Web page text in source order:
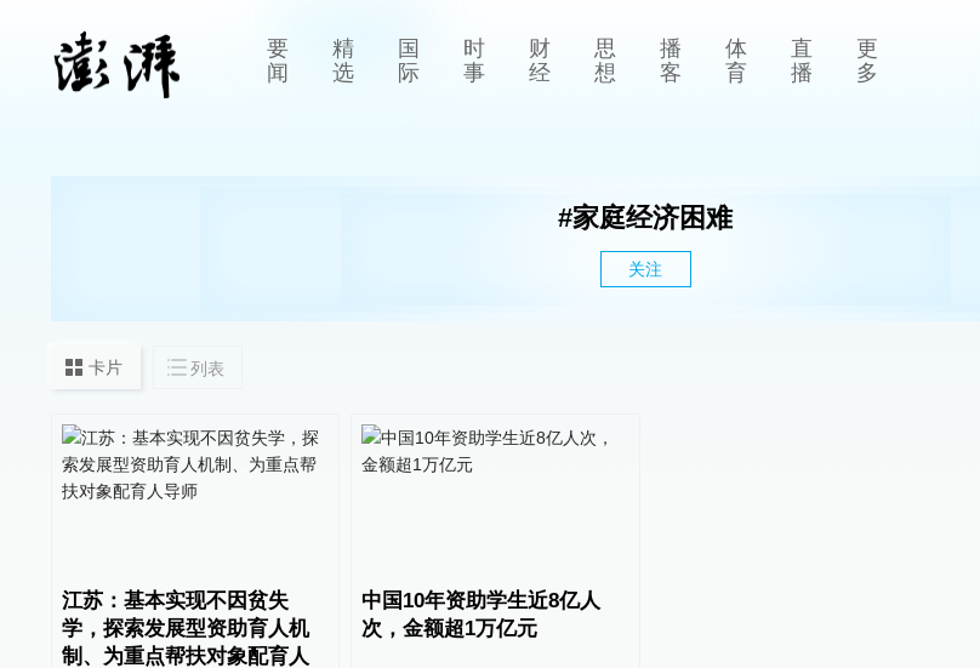
要
闻
精
选
国
际
时
事
财
经
思
想
播
客
体
育
直
播
更
多
#家庭经济困难
关注
卡片 列表
江苏：基本实现不因贫失
学，探索发展型资助育人机
制、为重点帮扶对象配育人
中国10年资助学生近8亿人
次，金额超1万亿元